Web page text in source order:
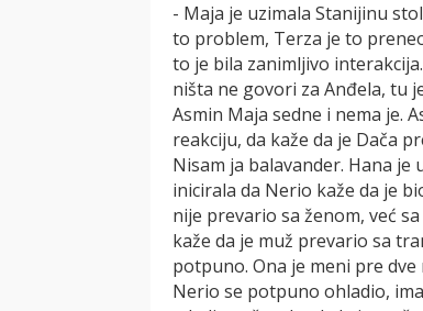
- Maja je uzimala Stanijinu
to problem, Terza je to
to je bila zanimljivo
ništa ne govori za Anđela, tu
Asmin Maja sedne i nema je.
reakciju, da kaže da je Dača
Nisam ja balavander. Hana je
inicirala da Nerio kaže da je
nije prevario sa ženom, već
kaže da je muž prevario sa
potpuno. Ona je meni pre
Nerio se potpuno ohladio,